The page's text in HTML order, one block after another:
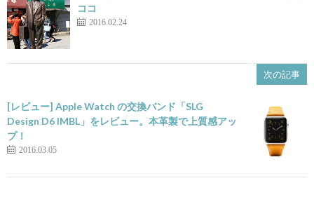
ココ
2016.02.24
次の記事
[レビュー] Apple Watch の交換バンド「SLG
Design D6 IMBL」をレビュー。本革製で上質感アッ
プ！
2016.03.05